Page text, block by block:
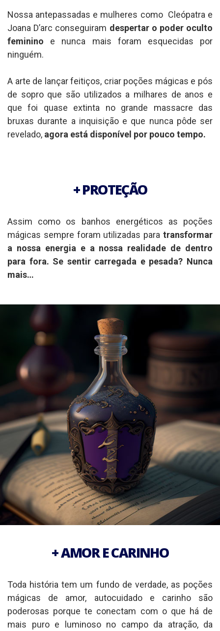
Nossa antepassadas e mulheres como Cleópatra e
Joana D’arc conseguiram despertar o poder oculto
feminino e nunca mais foram esquecidas por
ninguém.
A arte de lançar feitiços, criar poções mágicas e pós
de sopro que são utilizados a milhares de anos e
que foi quase extinta no grande massacre das
bruxas durante a inquisição e que nunca pôde ser
revelado, agora está disponível por pouco tempo.
+ PROTEÇÃO
Assim como os banhos energéticos as poções
mágicas sempre foram utilizadas para transformar
a nossa energia e a nossa realidade de dentro
para fora. Se sentir carregada e pesada? Nunca
mais…
+ AMOR E CARINHO
Toda história tem um fundo de verdade, as poções
mágicas de amor, autocuidado e carinho são
poderosas porque te conectam com o que há de
mais puro e luminoso no campo da atração, da